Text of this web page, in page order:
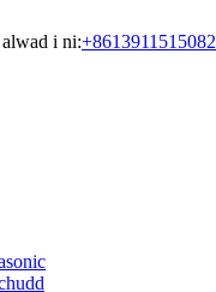
i ni:+8613911515082